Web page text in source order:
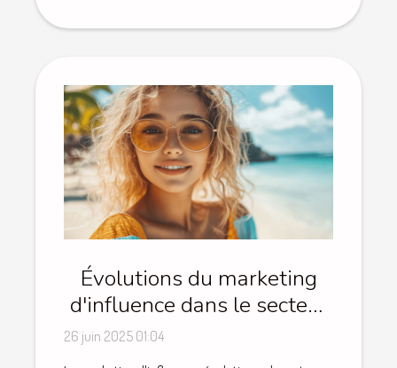
Évolutions du marketing
d'influence dans le secteur
du voyage
26 juin 2025 01:04